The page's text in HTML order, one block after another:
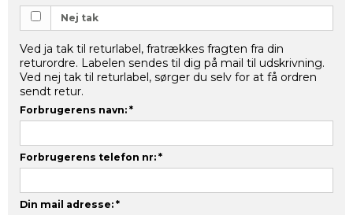
Nej tak
Ved ja tak til returlabel, fratrækkes fragten fra din
returordre. Labelen sendes til dig på mail til udskrivning.
Ved nej tak til returlabel, sørger du selv for at få ordren
sendt retur.
Forbrugerens navn: *
Forbrugerens telefon nr: *
Din mail adresse: *